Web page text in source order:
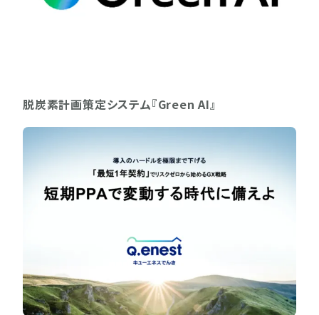
脱炭素計画策定システム『Green AI』